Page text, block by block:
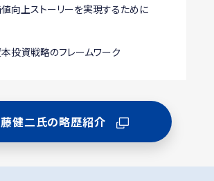
向上ストーリーを実現するために
投資戦略のフレームワーク
健二氏の略歴紹介